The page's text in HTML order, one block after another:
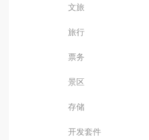
文旅
旅行
票务
景区
存储
开发套件